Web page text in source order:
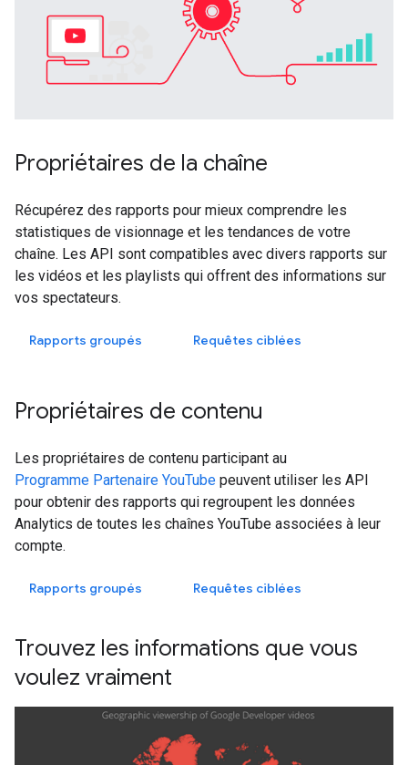
Propriétaires de la chaîne
Récupérez des rapports pour mieux comprendre les
statistiques de visionnage et les tendances de votre
chaîne. Les API sont compatibles avec divers rapports sur
les vidéos et les playlists qui offrent des informations sur
vos spectateurs.
Rapports groupés Requêtes ciblées
Propriétaires de contenu
Les propriétaires de contenu participant au
Programme Partenaire YouTube peuvent utiliser les API
pour obtenir des rapports qui regroupent les données
Analytics de toutes les chaînes YouTube associées à leur
compte.
Rapports groupés Requêtes ciblées
Trouvez les informations que vous
voulez vraiment